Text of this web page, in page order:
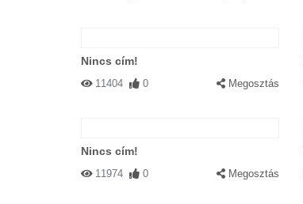
Nincs cím!
11404 0 Megosztás
Nincs cím!
11974 0 Megosztás